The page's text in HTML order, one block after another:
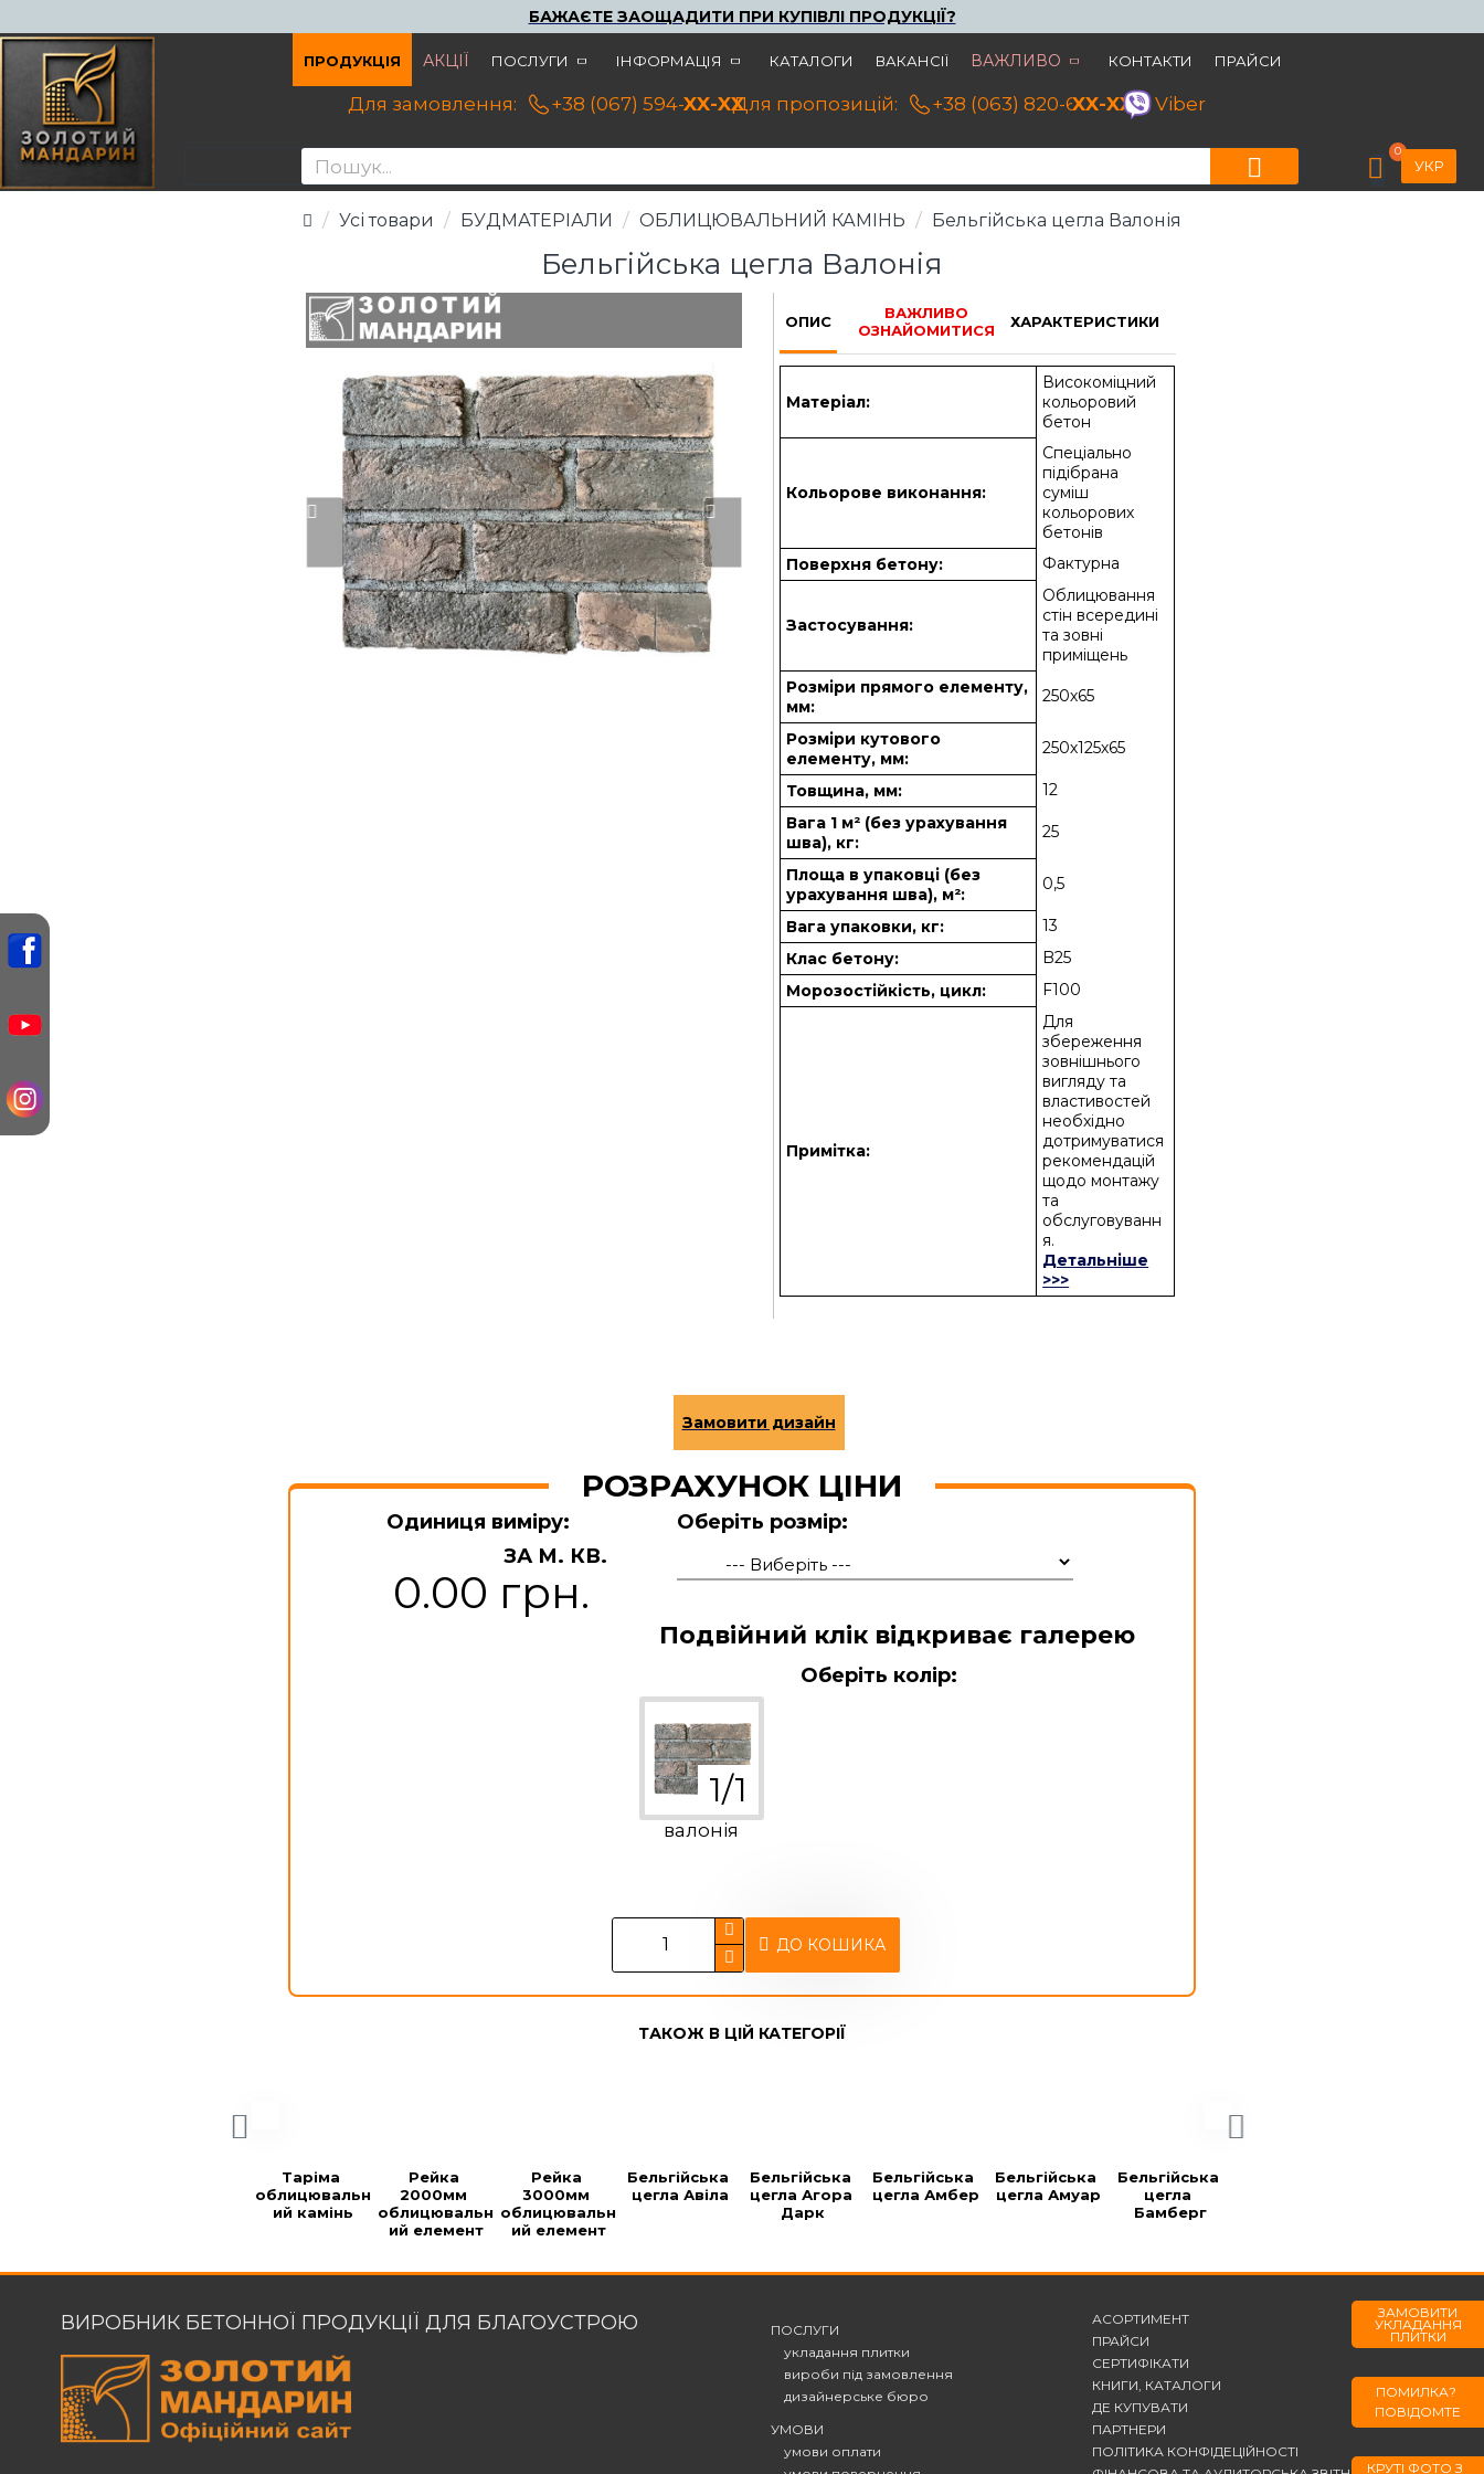
УКР
ПРОДУКЦІЯ АКЦІЇ ПОСЛУГИ ІНФОРМАЦІЯ КАТАЛОГИ ВАКАНСІЇ ВАЖЛИВО КОНТАКТИ ПРАЙСИ
Для замовлення: +38 (067) 594-21-22
XX-XXДля пропозицій: +38 (063) 820-60-79
XX-XX Viber
0
Усі товари БУДМАТЕРІАЛИ ОБЛИЦЮВАЛЬНИЙ КАМІНЬ Бельгійська цегла Валонія
Бельгійська цегла Валонія
БАЖАЄТЕ ЗАОЩАДИТИ ПРИ КУПІВЛІ ПРОДУКЦІЇ?
ОПИС ХАРАКТЕРИСТИКИ
ВАЖЛИВО
ОЗНАЙОМИТИСЯ
Матеріал:
Високоміцний
кольоровий
бетон
Кольорове виконання:
Спеціально
підібрана
суміш
кольорових
бетонів
Поверхня бетону:
Фактурна
Застосування:
Облицювання
стін всередині
та зовні
приміщень
Розміри прямого елементу,
мм:
250х65
Розміри кутового
елементу, мм:
250х125х65
Товщина, мм:
12
Вага 1 м² (без урахування
шва), кг:
25
Площа в упаковці (без
урахування шва), м²:
0,5
Вага упаковки, кг:
13
Клас бетону:
B25
Морозостійкість, цикл:
F100
Примітка:
Для
збереження
зовнішнього
вигляду та
властивостей
необхідно
дотримуватися
рекомендацій
щодо монтажу
та
обслуговуванн
я.
Детальніше
>>>
РОЗРАХУНОК ЦІНИ
Одиниця виміру:
ЗА М. КВ.
0.00 грн.
ДО КОШИКА
Оберіть розмір:
Подвійний клік відкриває галерею
Оберіть колір:
валонія
ТАКОЖ В ЦІЙ КАТЕГОРІЇ
Таріма
облицювальн
ий камінь
Рейка
2000мм
облицювальн
ий елемент
Рейка
3000мм
облицювальн
ий елемент
Бельгійська
цегла Авіла
Бельгійська
цегла Агора
Дарк
Бельгійська
цегла Амбер
Бельгійська
цегла Амуар
Бельгійська
цегла
Бамберг
ВИРОБНИК БЕТОННОЇ ПРОДУКЦІЇ ДЛЯ БЛАГОУСТРОЮ
ПОСЛУГИ
укладання плитки
вироби під замовлення
дизайнерське бюро
УМОВИ
умови оплати
АСОРТИМЕНТ
ПРАЙСИ
СЕРТИФІКАТИ
КНИГИ, КАТАЛОГИ
ДЕ КУПУВАТИ
ПАРТНЕРИ
ПОЛІТИКА КОНФІДЕЦІЙНОСТІ
ЗАМОВИТИ
УКЛАДАННЯ
ПЛИТКИ
ПОМИЛКА?
ПОВІДОМТЕ
КРУТІ ФОТО З